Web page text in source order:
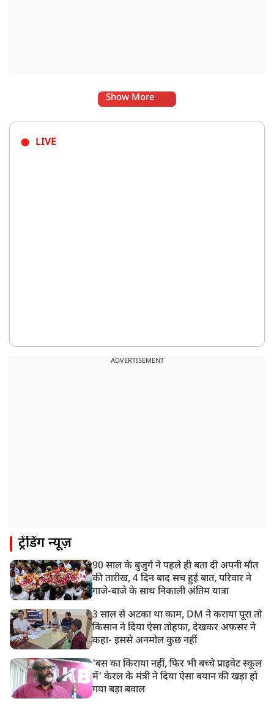
Show More
LIVE
ADVERTISEMENT
ट्रेंडिंग न्यूज़
90 साल के बुजुर्ग ने पहले ही बता दी अपनी मौत
की तारीख, 4 दिन बाद सच हुई बात, परिवार ने
गाजे-बाजे के साथ निकाली अंतिम यात्रा
3 साल से अटका था काम, DM ने कराया पूरा तो
किसान ने दिया ऐसा तोहफा, देखकर अफसर ने
कहा- इससे अनमोल कुछ नहीं
'बस का किराया नहीं, फिर भी बच्चे प्राइवेट स्कूल
में' केरल के मंत्री ने दिया ऐसा बयान की खड़ा हो
गया बड़ा बवाल